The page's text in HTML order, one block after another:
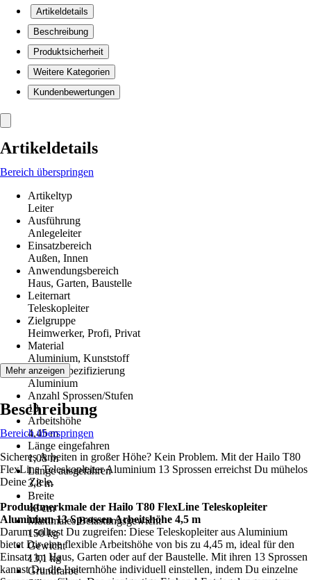
Artikeldetails
Beschreibung
Produktsicherheit
Weitere Kategorien
Kundenbewertungen
Artikeldetails
Bereich überspringen
Artikeltyp
Leiter
Ausführung
Anlegeleiter
Einsatzbereich
Außen, Innen
Anwendungsbereich
Haus, Garten, Baustelle
Leiternart
Teleskopleiter
Zielgruppe
Heimwerker, Profi, Privat
Material
Aluminium, Kunststoff
Materialspezifizierung
Aluminium
Anzahl Sprossen/Stufen
13
Arbeitshöhe
4,45 m
Länge eingefahren
1,08 m
Länge ausgefahren
3,8 m
Breite
48 cm
Maximales Belastungsgewicht
150 kg
Gewicht
13,1 kg
Grundfarbe
Mehr anzeigen
Beschreibung
Bereich überspringen
Sicheres Arbeiten in großer Höhe? Kein Problem. Mit der Hailo T80
FlexLine Teleskopleiter Aluminium 13 Sprossen erreichst Du mühelos
Deine Ziele.
Produktmerkmale der Hailo T80 FlexLine Teleskopleiter
Aluminium 13 Sprossen Arbeitshöhe 4,5 m
Darum solltest Du zugreifen: Diese Teleskopleiter aus Aluminium
bietet Dir eine flexible Arbeitshöhe von bis zu 4,45 m, ideal für den
Einsatz im Haus, Garten oder auf der Baustelle. Mit ihren 13 Sprossen
kannst Du die Leiternhöhe individuell einstellen, indem Du einzelne